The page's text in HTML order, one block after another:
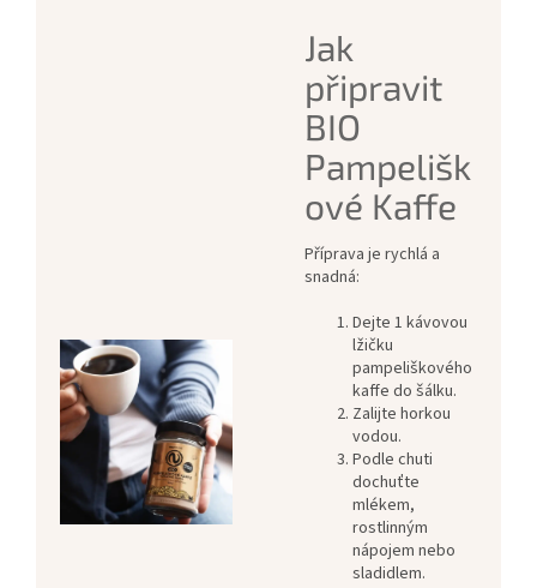
Jak
připravit
BIO
Pampelišk
ové Kaffe
Příprava je rychlá a
snadná:
Dejte 1 kávovou
lžičku
pampeliškového
kaffe do šálku.
Zalijte horkou
vodou.
Podle chuti
dochuťte
mlékem,
rostlinným
nápojem nebo
sladidlem.